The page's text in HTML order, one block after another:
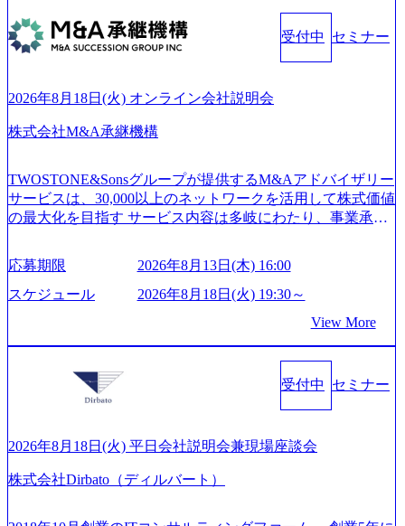
ンプレクス社は、FinTech領域に強みを持つITコンサルティ
ング会社で、NRI、NTTDATAと同じく世界のFinTech Ranki
ngsTop 100企業にも選出されている。ITコンサルティング、
特長 ビジネスへの深い理解を持つコンサルタントが集うXs
pearと、最先端テクノロジーに深い知見を持つシンプレクス
社またはグループ会社との協力体制を築いている Xspear社
sion-production.appspot.com/public/images/20240925204111_caa9
4e4b-6aae-45a6-a0ce-b98154c816a2_1153x543.webp メンバー情
報 (https://www.xspear.co.jp/member/)一部抜粋 - 伊勢山 昇吾氏:
業界で新規事業戦略、成長戦略、PMI推進、業務改革等の幅
広いプロジェクトに従事 - 鈴木健仁氏：新卒でベイカレン
トに入社し最年少ディレクターを経てXspearに参画 - 梶田
案、人事組織テーマに強みを持ち、メディア・エンタメ業
界においてはDX戦略立案、NFT等の新規事業立案を得意と
する。 - 藏満 一馬氏：アクセンチュア出身。金融業界を中
心に、DX戦略策定、新規事業立案、組織変革、規制対応等
の幅広いプロジェクトを主導する。 - 天野 善仁氏：19卒Pw
ページ (https://www.xspear.co.jp/career/interviews/) 戦略だけの
から”のコンサルの在り方 (https://www.businessinsider.jp/articl
を取得 (https://www.agara.co.jp/article/382811) シンプレクスと
中 https://storage.googleapis.com/our-vision-production.appspot.co
m/public/images/20260224131045_0fee4978-bb25-43a7-a367-542
6b95cd599_1200x543.webp https://storage.googleapis.com/our-visi
cb8-329e-4a45-a8f5-73d9728b2cd7_1200x486.webp https://storag
e.googleapis.com/our-vision-production.appspot.com/public/image
s/20260224131100_d8b3379f-6e64-4566-aea4-924f21977d35_120
0x460.webp https://storage.googleapis.com/our-vision-production.a
810e-138e27965ee8_1200x386.webp グローバル人財育成を目
的とした「語学研修」、効果的なプレゼンのポイントを掴
み実践に強くなるための「プレゼン研修」、自社キャリア
アドバイザーによる自身のキャリア構築をめざす「キャリ
スタイム制度を実施しており、月単位の決められた労働時
間の範囲内で、出社・退社の時刻を社員の自己裁量に委
ね、ワークライフバランスを図りながら効率的に働くこと
ができる 【休日】 土日祝休みの完全週休2日制 2025年度の
休暇は年間24日（4月1日入社の場合）で、入社日に付与さ
れます。 年次有給休暇の残日数は、翌年度に繰り越すこと
ができます。 慶弔休暇は、事由により取得可能日数は異な
ュ休暇は、規程で定める勤続年数ごとに、連続5日のリフレ
ッシュ休暇を取得できます。 【育児や子の看護、介護など
の制度】 育児休暇： 対象：小学校1年修了時の3月31日まで
受付中 セミナー
2026年8月18日(火) オンライン会社説明会
株式会社M&A承継機構
TWOSTONE&Sonsグループが提供するM&Aアドバイザリー
サービスは、30,000以上のネットワークを活用して株式価値
の最大化を目指す サービス内容は多岐にわたり、事業承継
リーなどが含まれており、幅広いニーズに対応 譲渡企業に
対しては完全成功報酬制を採用し、M&A以外の選択肢も尊
重する姿勢を持ち、将来の株価成長を取り込むスキームの
&A業界のリーディングカンパニーであり、領域にこだわら
ず幅広い案件に携わりながら自己成長とキャリアの挑戦が
可能 M&Aセンター出身者3名がメインメンバーであり、経
験豊富なアドバイザーと共に働くことで、M&Aや財務アド
バイザリーなどの専門知識を獲得し、キャリアを発展させ
となり、平均3000万～4000万の年収となる 内訳としては個
成活躍させるためのナレッジシェアおよび丁寧なOJTを欠か
19:30～ 所要時間 : 約1時間 2026年8月13日(木) 16:00 ＼応募
応募期限
2026年8月13日(木) 16:00
スケジュール
2026年8月18日(火) 19:30～
View More
受付中 セミナー
2026年8月18日(火) 平日会社説明会兼現場座談会
株式会社Dirbato（ディルバート）